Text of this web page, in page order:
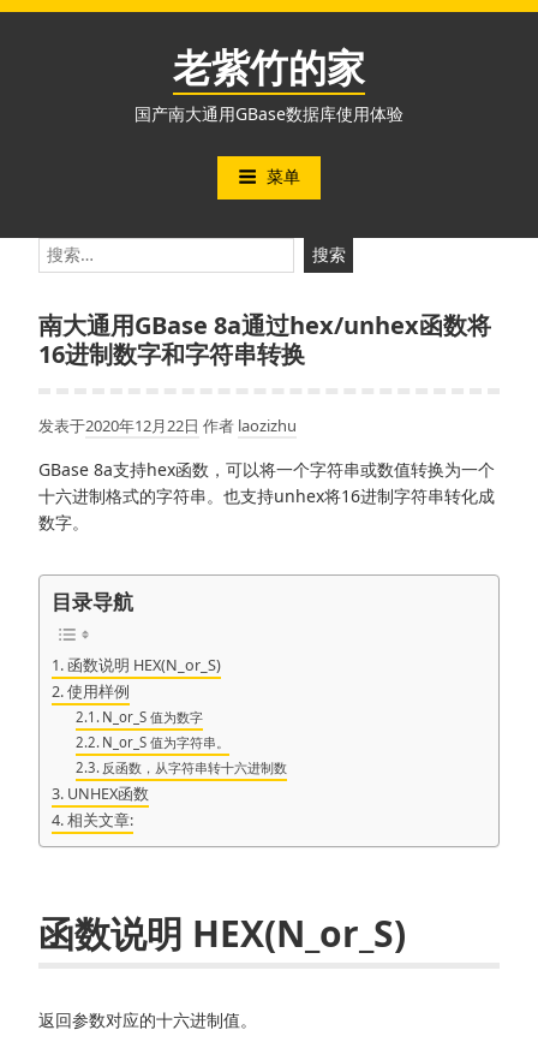
跳
老紫竹的家
国产南大通用GBase数据库使用体验
菜单
搜
索：
南大通用GBase 8a通过hex/unhex函数将
16进制数字和字符串转换
发表于2020年12月22日 作者 laozizhu
GBase 8a支持hex函数，可以将一个字符串或数值转换为一个
十六进制格式的字符串。也支持unhex将16进制字符串转化成
数字。
目录导航
函数说明 HEX(N_or_S)
使用样例
N_or_S 值为数字
N_or_S 值为字符串。
反函数，从字符串转十六进制数
UNHEX函数
相关文章:
函数说明 HEX(N_or_S)
返回参数对应的十六进制值。